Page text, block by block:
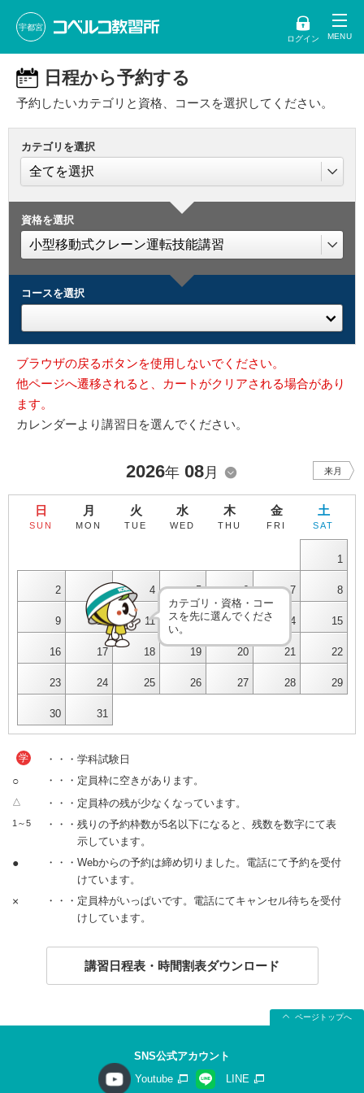
宇都宮
ログイン
日程から予約する
予約したいカテゴリと資格、コースを選択してください。
カテゴリを選択
資格を選択
コースを選択
ブラウザの戻るボタンを使用しないでください。
他ページへ遷移されると、カートがクリアされる場合があり
ます。
カレンダーより講習日を選んでください。
2026年 08月 来月
日
SUN
月
MON
火
TUE
水
WED
木
THU
金
FRI
土
SAT
1
2 3 4 5 6 7 8
9 10 11 12 13 14 15
16 17 18 19 20 21 22
23 24 25 26 27 28 29
30 31
カテゴリ・資格・コー
スを先に選んでくださ
い。
学 ・・・学科試験日
○ ・・・定員枠に空きがあります。
△ ・・・定員枠の残が少なくなっています。
1～5
・・・残りの予約枠数が5名以下になると、残数を数字にて表
示しています。
●
・・・Webからの予約は締め切りました。電話にて予約を受付
けています。
×
・・・定員枠がいっぱいです。電話にてキャンセル待ちを受付
けしています。
講習日程表・時間割表ダウンロード
ページトップへ
SNS公式アカウント
Youtube
LINE